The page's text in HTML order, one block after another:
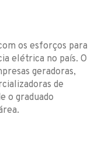
os esforços para
elétrica no país. O
geradoras,
de
o graduado